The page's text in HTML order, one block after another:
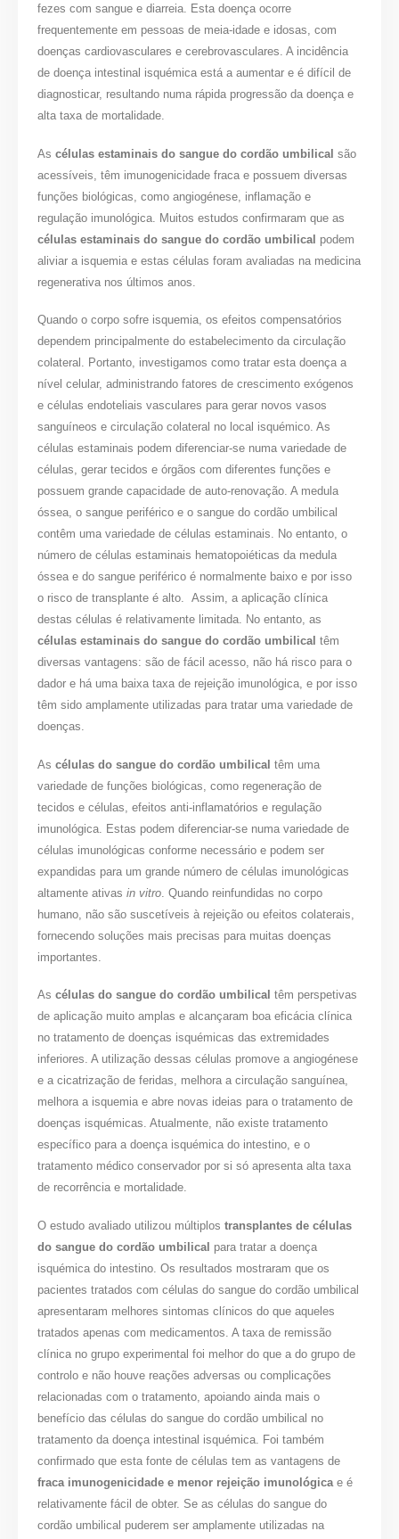
fezes com sangue e diarreia. Esta doença ocorre
frequentemente em pessoas de meia-idade e idosas, com
doenças cardiovasculares e cerebrovasculares. A incidência
de doença intestinal isquémica está a aumentar e é difícil de
diagnosticar, resultando numa rápida progressão da doença e
alta taxa de mortalidade.
As células estaminais do sangue do cordão umbilical são
acessíveis, têm imunogenicidade fraca e possuem diversas
funções biológicas, como angiogénese, inflamação e
regulação imunológica. Muitos estudos confirmaram que as
células estaminais do sangue do cordão umbilical podem
aliviar a isquemia e estas células foram avaliadas na medicina
regenerativa nos últimos anos.
Quando o corpo sofre isquemia, os efeitos compensatórios
dependem principalmente do estabelecimento da circulação
colateral. Portanto, investigamos como tratar esta doença a
nível celular, administrando fatores de crescimento exógenos
e células endoteliais vasculares para gerar novos vasos
sanguíneos e circulação colateral no local isquémico. As
células estaminais podem diferenciar-se numa variedade de
células, gerar tecidos e órgãos com diferentes funções e
possuem grande capacidade de auto-renovação. A medula
óssea, o sangue periférico e o sangue do cordão umbilical
contêm uma variedade de células estaminais. No entanto, o
número de células estaminais hematopoiéticas da medula
óssea e do sangue periférico é normalmente baixo e por isso
o risco de transplante é alto. Assim, a aplicação clínica
destas células é relativamente limitada. No entanto, as
células estaminais do sangue do cordão umbilical têm
diversas vantagens: são de fácil acesso, não há risco para o
dador e há uma baixa taxa de rejeição imunológica, e por isso
têm sido amplamente utilizadas para tratar uma variedade de
doenças.
Ascélulas do sangue do cordão umbilical têm uma
variedade de funções biológicas, como regeneração de
tecidos e células, efeitos anti-inflamatórios e regulação
imunológica. Estas podem diferenciar-se numa variedade de
células imunológicas conforme necessário e podem ser
expandidas para um grande número de células imunológicas
altamente ativas in vitro . Quando reinfundidas no corpo
humano, não são suscetíveis à rejeição ou efeitos colaterais,
fornecendo soluções mais precisas para muitas doenças
importantes.
As células do sangue do cordão umbilical têm perspetivas
de aplicação muito amplas e alcançaram boa eficácia clínica
no tratamento de doenças isquémicas das extremidades
inferiores. A utilização dessas células promove a angiogénese
e a cicatrização de feridas, melhora a circulação sanguínea,
melhora a isquemia e abre novas ideias para o tratamento de
doenças isquémicas. Atualmente, não existe tratamento
específico para a doença isquémica do intestino, e o
tratamento médico conservador por si só apresenta alta taxa
de recorrência e mortalidade.
O estudo avaliado utilizou múltiplostransplantes de células
do sangue do cordão umbilical para tratar a doença
isquémica do intestino. Os resultados mostraram que os
pacientes tratados com células do sangue do cordão umbilical
apresentaram melhores sintomas clínicos do que aqueles
tratados apenas com medicamentos. A taxa de remissão
clínica no grupo experimental foi melhor do que a do grupo de
controlo e não houve reações adversas ou complicações
relacionadas com o tratamento, apoiando ainda mais o
benefício das células do sangue do cordão umbilical no
tratamento da doença intestinal isquémica. Foi também
confirmado que esta fonte de células tem as vantagens de
fraca imunogenicidade e menor rejeição imunológica e é
relativamente fácil de obter. Se as células do sangue do
cordão umbilical puderem ser amplamente utilizadas na